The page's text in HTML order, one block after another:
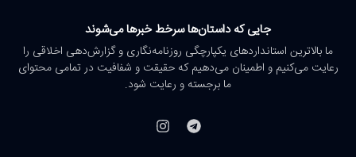
جایی که داستان‌ها سرخط خبرها می‌شوند
ما بالاترین استانداردهای یکپارچگی روزنامه‌نگاری و گزارش‌دهی اخلاقی را
رعایت می‌کنیم و اطمینان می‌دهیم که حقیقت و شفافیت در تمامی محتوای
ما برجسته و رعایت شود.